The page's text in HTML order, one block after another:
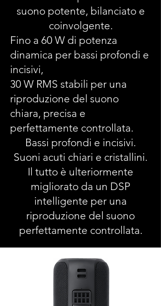
suono potente, bilanciato e
coinvolgente.
Fino a 60 W di potenza
dinamica per bassi profondi e
incisivi,
30 W RMS stabili per una
riproduzione del suono
chiara, precisa e
perfettamente controllata.
Bassi profondi e incisivi.
Suoni acuti chiari e cristallini.
Il tutto è ulteriormente
migliorato da un DSP
intelligente per una
riproduzione del suono
perfettamente controllata.